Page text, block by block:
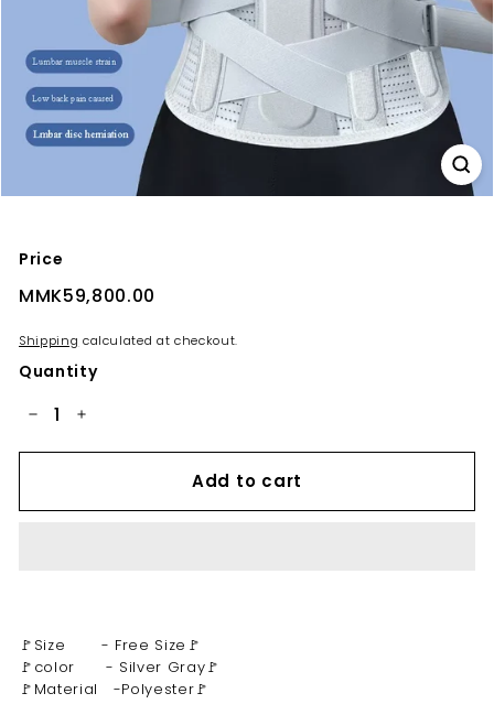
Price
Regular
MMK59,800.00
Shipping calculated at checkout.
Quantity
Add to cart
🚩Size - Free Size🚩
🚩color - Silver Gray🚩
🚩Material -Polyester🚩